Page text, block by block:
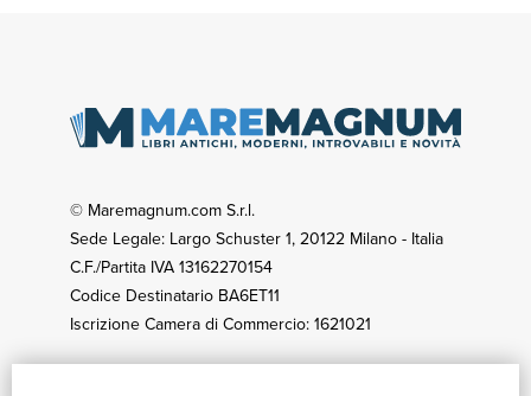
© Maremagnum.com S.r.l.
Sede Legale: Largo Schuster 1, 20122 Milano - Italia
C.F./Partita IVA 13162270154
Codice Destinatario BA6ET11
Iscrizione Camera di Commercio: 1621021